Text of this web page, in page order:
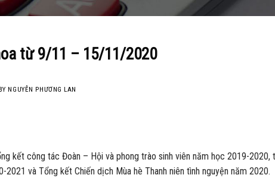
từ 9/11 – 15/11/2020
BY NGUYỄN PHƯƠNG LAN
kết công tác Đoàn – Hội và phong trào sinh viên năm học 2019-2020,
2021 và Tổng kết Chiến dịch Mùa hè Thanh niên tình nguyện năm 2020.